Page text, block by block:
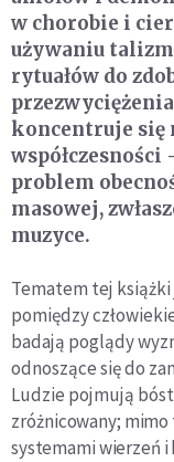
w chorobie i
używaniu
rytuałów do
przezwyciężenia
koncentruje się
problem
masowej,
muzyce.
Tematem tej
pomiędzy
badają poglądy
odnoszące się do
Ludzie pojmują
zróżnicowany;
systemami wierzeń